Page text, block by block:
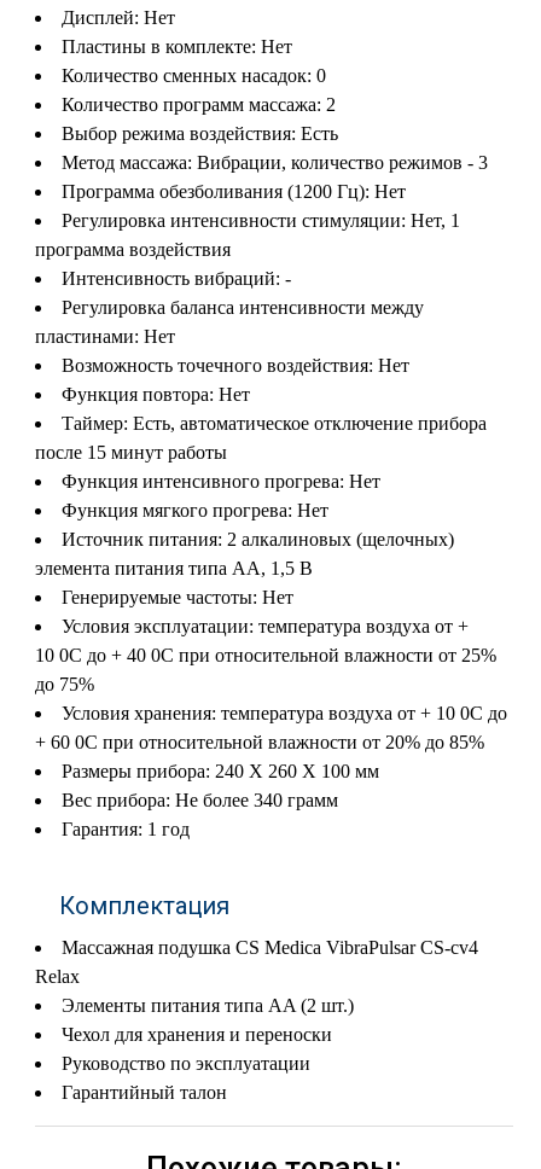
Дисплей: Нет
Пластины в комплекте: Нет
Количество сменных насадок: 0
Количество программ массажа: 2
Выбор режима воздействия: Есть
Метод массажа: Вибрации, количество режимов - 3
Программа обезболивания (1200 Гц): Нет
Регулировка интенсивности стимуляции: Нет, 1
программа воздействия
Интенсивность вибраций: -
Регулировка баланса интенсивности между
пластинами: Нет
Возможность точечного воздействия: Нет
Функция повтора: Нет
Таймер: Есть, автоматическое отключение прибора
после 15 минут работы
Функция интенсивного прогрева: Нет
Функция мягкого прогрева: Нет
Источник питания: 2 алкалиновых (щелочных)
элемента питания типа AA, 1,5 B
Генерируемые частоты: Нет
Условия эксплуатации: температура воздуха от +
100C до + 400C при относительной влажности от 25%
до 75%
Условия хранения: температура воздуха от + 100C до
+ 600C при относительной влажности от 20% до 85%
Размеры прибора: 240 X 260 X 100 мм
Вес прибора: Не более 340 грамм
Гарантия: 1 год
Комплектация
Массажная подушка CS Medica VibraPulsar CS-cv4
Relax
Элементы питания типа AA (2 шт.)
Чехол для хранения и переноски
Руководство по эксплуатации
Гарантийный талон